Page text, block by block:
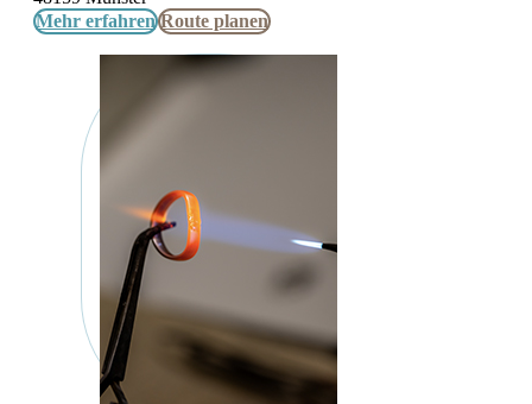
Mehr erfahren Route planen